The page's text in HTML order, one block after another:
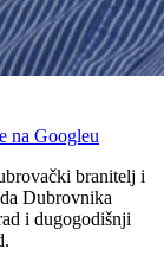
na Googleu
branitelj i
Dubrovnika
i dugogodišnji